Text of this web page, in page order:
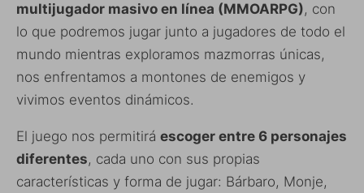
multijugador masivo en línea (MMOARPG), con
lo que podremos jugar junto a jugadores de todo el
mundo mientras exploramos mazmorras únicas,
nos enfrentamos a montones de enemigos y
vivimos eventos dinámicos.
El juego nos permitirá escoger entre 6 personajes
diferentes, cada uno con sus propias
características y forma de jugar: Bárbaro, Monje,